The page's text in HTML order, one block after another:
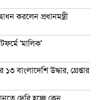
করলেন প্রধানমন্ত্রী
‘মালিক’
বাংলাদেশি উদ্ধার, গ্রেপ্তার